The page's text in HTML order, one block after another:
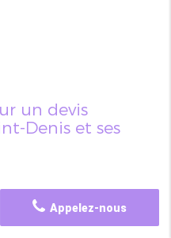
un devis
Denis et ses
Appelez-nous